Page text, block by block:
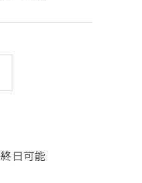
終日可能